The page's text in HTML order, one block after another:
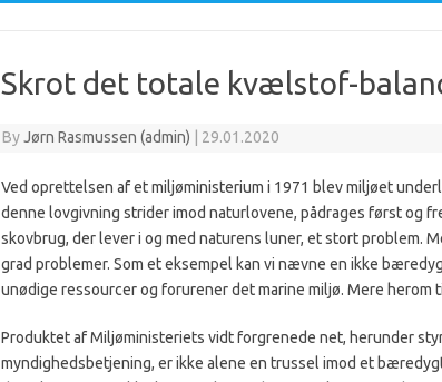
Skrot det totale kvælstof-
ByJørn Rasmussen (admin) 29.01.2020
Ved oprettelsen af et miljøministerium i 1971 blev miljøet
denne lovgivning strider imod naturlovene, pådrages først og
skovbrug, der lever i og med naturens luner, et stort problem.
grad problemer. Som et eksempel kan vi nævne en ikke
unødige ressourcer og forurener det marine miljø. Mere herom
Produktet af Miljøministeriets vidt forgrenede net, herunder
myndighedsbetjening, er ikke alene en trussel imod et